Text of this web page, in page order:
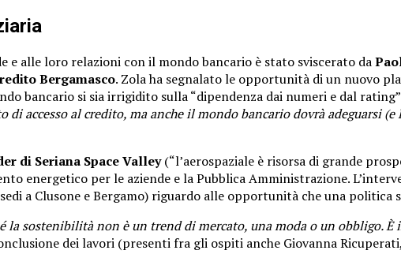
alle loro relazioni con il mondo bancario è stato sviscerato da
Bergamasco. Zola ha segnalato le opportunità di un nuovo
bancario si sia irrigidito sulla “dipendenza dai numeri e dal
accesso al credito, ma anche il mondo bancario dovrà adeguarsi (e
di Seriana Space Valley(“l’aerospaziale è risorsa di grande
energetico per le aziende e la Pubblica Amministrazione.
a Clusone e Bergamo) riguardo alle opportunità che una
la sostenibilità non è un trend di mercato, una moda o un obbligo.
dei lavori (presenti fra gli ospiti anche Giovanna